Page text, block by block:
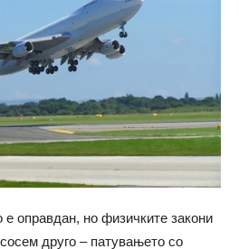
е оправдан, но физичките закони
друго – патувањето со